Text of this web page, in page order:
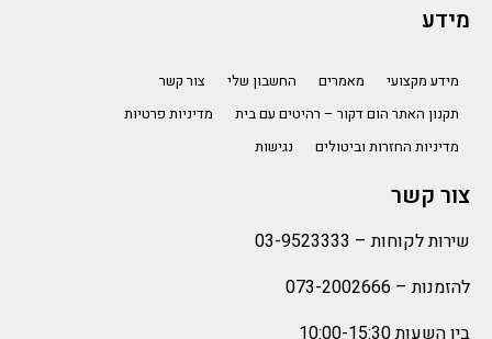
מידע
מידע מקצועי מאמרים החשבון שלי
צור קשר
תקנון האתר הום דקור – רהיטים עם בית
מדיניות פרטיות
מדיניות החזרות וביטולים
נגישות
צור קשר
שירות לקוחות – 03-9523333
להזמנות – 073-2002666